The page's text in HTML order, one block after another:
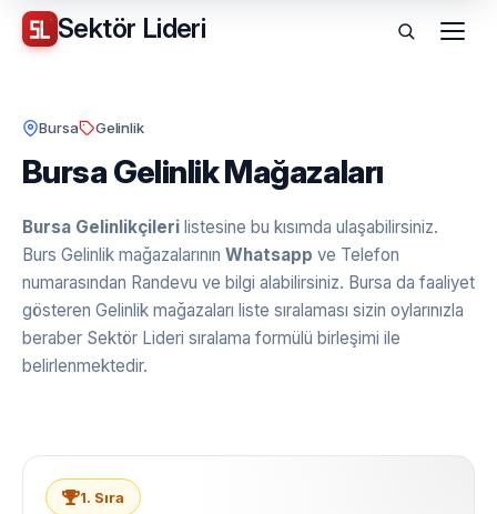
Sektör Lideri Menü
Bursa Gelinlik
Bursa Gelinlik Mağazaları
Bursa Gelinlikçileri listesine bu kısımda ulaşabilirsiniz.
Burs Gelinlik mağazalarının Whatsapp ve Telefon
numarasından Randevu ve bilgi alabilirsiniz. Bursa da faaliyet
gösteren Gelinlik mağazaları liste sıralaması sizin oylarınızla
beraber Sektör Lideri sıralama formülü birleşimi ile
belirlenmektedir.
1. Sıra